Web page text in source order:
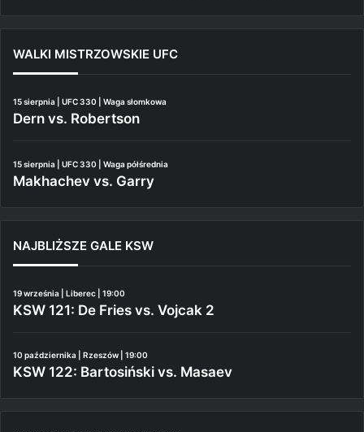
WALKI MISTRZOWSKIE UFC
15 sierpnia | UFC 330 | Waga słomkowa
Dern vs. Robertson
15 sierpnia | UFC 330 | Waga półśrednia
Makhachev vs. Garry
NAJBLIŻSZE GALE KSW
19 września | Liberec | 19:00
KSW 121: De Fries vs. Vojcak 2
10 października | Rzeszów | 19:00
KSW 122: Bartosiński vs. Masaev